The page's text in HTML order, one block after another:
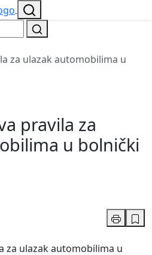
za ulazak automobilima u
pravila za
u bolnički